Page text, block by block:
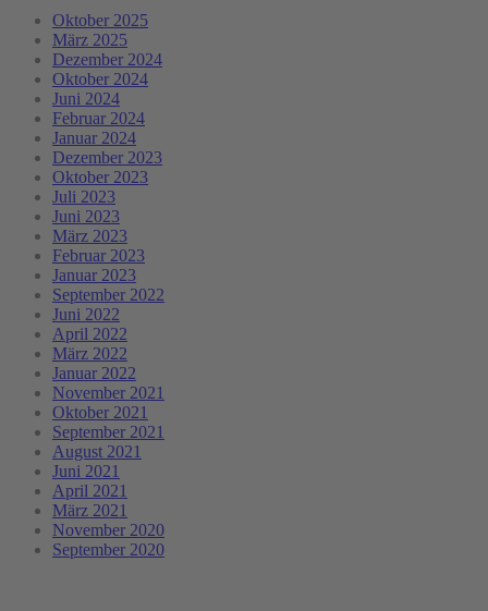
Oktober 2025
März 2025
Dezember 2024
Oktober 2024
Juni 2024
Februar 2024
Januar 2024
Dezember 2023
Oktober 2023
Juli 2023
Juni 2023
März 2023
Februar 2023
Januar 2023
September 2022
Juni 2022
April 2022
März 2022
Januar 2022
November 2021
Oktober 2021
September 2021
August 2021
Juni 2021
April 2021
März 2021
November 2020
September 2020